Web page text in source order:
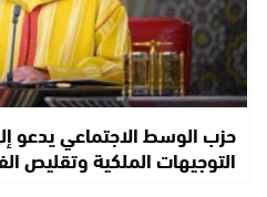
حزب الوسط الاجتماعي يدعو
التوجيهات الملكية وتقليص